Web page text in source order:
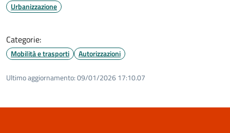
Urbanizzazione
Categorie:
Mobilità e trasporti Autorizzazioni
Ultimo aggiornamento:09/01/2026 17:10.07